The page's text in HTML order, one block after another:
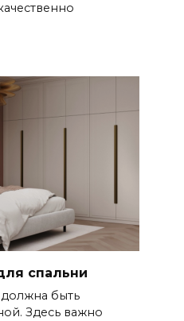
спальни
быть
Здесь важно